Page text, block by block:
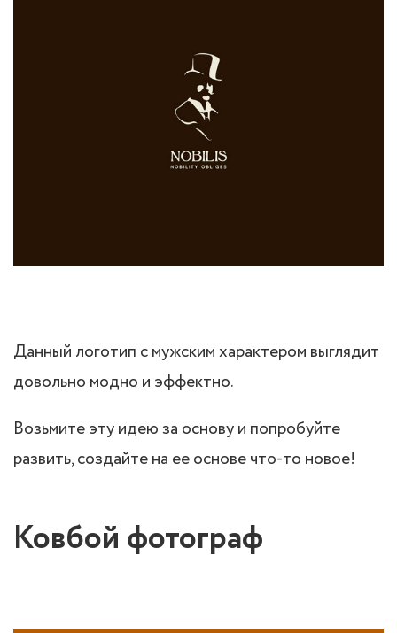
Данный логотип с мужским характером выглядит
довольно модно и эффектно.
Возьмите эту идею за основу и попробуйте
развить, создайте на ее основе что-то новое!
Ковбой фотограф